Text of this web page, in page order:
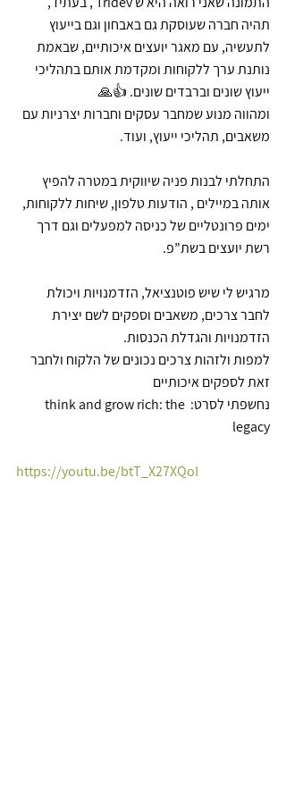
תהיה חברה שעוסקת גם באבחון וגם בייעוץ
לתעשיה, עם מאגר יועצים איכותיים, שבאמת
נותנת ערך ללקוחות ומקדמת אותם בתהליכי
ייעוץ שונים וברבדים שונים. 👍🙏
ומהווה מנוע שמחבר עסקים וחברות יצרניות עם
משאבים, תהליכי ייעוץ, ועוד.
התחלתי לבנות פניה שיווקית במטרה להפיץ
אותה במיילים , הודעות טלפון, שיחות ללקוחות,
ימים פרונטליים של כניסה למפעלים וגם דרך
רשת יועצים בשת”פ.
מרגיש לי שיש פוטנציאל, הזדמנויות ויכולת
לחבר צרכים, משאבים וספקים לשם יצירת
הזדמנויות והגדלת הכנסות.
למפות ולזהות צרכים נכונים של הלקוח ולחבר
זאת לספקים איכותיים
נחשפתי לסרט: think and grow rich: the
legacy
https://youtu.be/btT_X27XQoI